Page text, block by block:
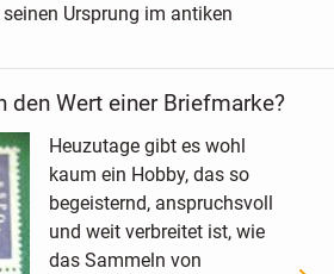
Ursprung im antiken
Wert einer Briefmarke?
Heuzutage gibt es wohl
kaum ein Hobby, das so
begeisternd, anspruchsvoll
und weit verbreitet ist, wie
das Sammeln von